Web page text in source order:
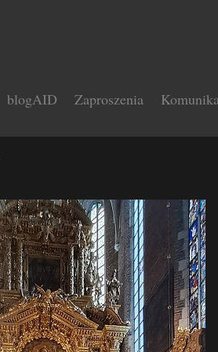
blogAID Zaproszenia